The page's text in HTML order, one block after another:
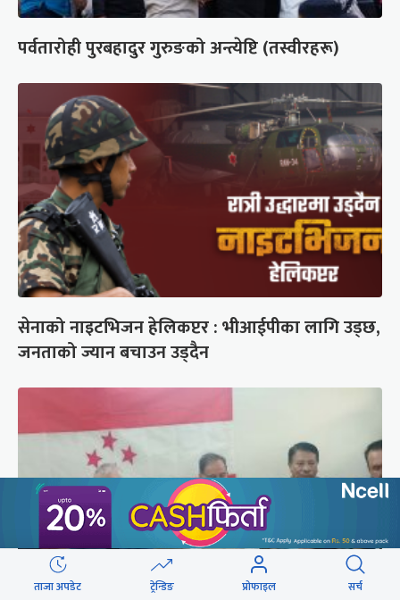
पर्वतारोही पुरबहादुर गुरुङको अन्त्येष्टि (तस्वीरहरू)
सेनाको नाइटभिजन हेलिकप्टर : भीआईपीका लागि उड्छ,
जनताको ज्यान बचाउन उड्दैन
ताजा अपडेट ट्रेन्डिङ प्रोफाइल सर्च